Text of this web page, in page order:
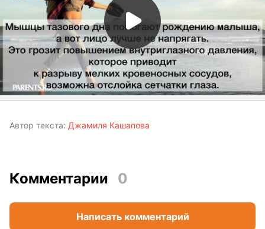
Автор текста: Джамиля Кашапова
Комментарии 0
Написать комментарий